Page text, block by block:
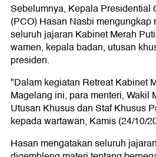
Sebelumnya, Kepala Presidential
(PCO) Hasan Nasbi mengungkap
seluruh jajaran Kabinet Merah
wamen, kepala badan, utusan
presiden.
"Dalam kegiatan Retreat Kabinet
Magelang ini, para menteri, Wakil
Utusan Khusus dan Staf Khusus
kepada wartawan, Kamis (24/10/
Hasan mengatakan seluruh